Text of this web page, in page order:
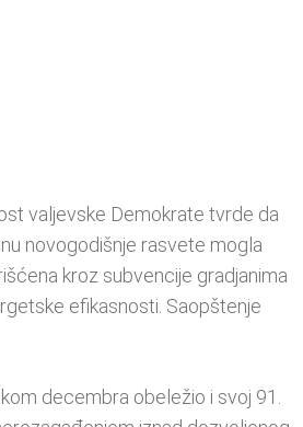
valjevske Demokrate tvrde da
novogodišnje rasvete mogla
kroz subvencije gradjanima
efikasnosti. Saopštenje
decembra obeležio i svoj 91.